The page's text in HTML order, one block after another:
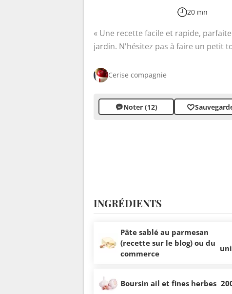
20 mn
Une recette facile et rapide,
jardin. N'hésitez pas à faire un petit
est un délice estival qui marie la
Idéale pour un repas léger ou une
saveurs méditerranéennes.
Cerise compagnie
Noter (12)
INGRÉDIENTS
Pâte sablé au parmesan
(recette sur le blog) ou du
commerce
Boursin ail et fines herbes